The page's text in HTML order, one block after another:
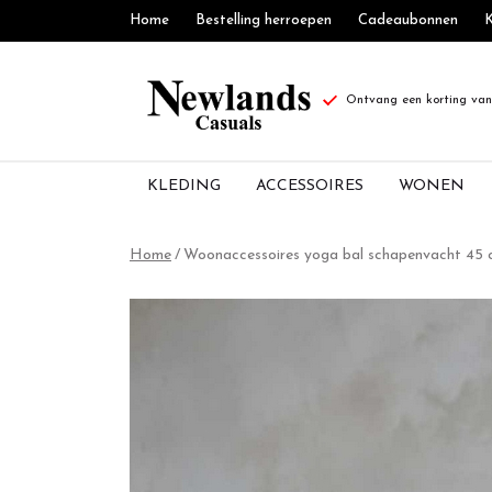
Home Bestelling herroepen Cadeaubonnen
Ontvang een korting
KLEDING ACCESSOIRES WONEN
Woonaccessoires
Home Woonaccessoires yoga bal schapenvacht 45